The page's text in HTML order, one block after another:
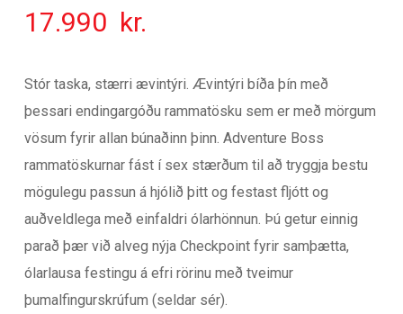
17.990 kr.
Stór taska, stærri ævintýri. Ævintýri bíða þín með
þessari endingargóðu rammatösku sem er með mörgum
vösum fyrir allan búnaðinn þinn. Adventure Boss
rammatöskurnar fást í sex stærðum til að tryggja bestu
mögulegu passun á hjólið þitt og festast fljótt og
auðveldlega með einfaldri ólarhönnun. Þú getur einnig
parað þær við alveg nýja Checkpoint fyrir samþætta,
ólarlausa festingu á efri rörinu með tveimur
þumalfingurskrúfum (seldar sér).